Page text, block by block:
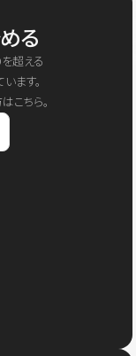
る
超える
ます。
こちら。